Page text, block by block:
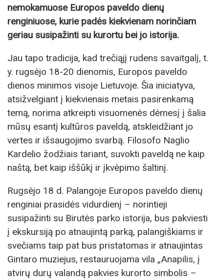
nemokamuose Europos paveldo dienų
renginiuose, kurie padės kiekvienam norinčiam
geriau susipažinti su kurortu bei jo istorija.
Jau tapo tradicija, kad trečiąjį rudens savaitgalį, t.
y. rugsėjo 18-20 dienomis, Europos paveldo
dienos minimos visoje Lietuvoje. Šia iniciatyva,
atsižvelgiant į kiekvienais metais pasirenkamą
temą, norima atkreipti visuomenės dėmesį į šalia
mūsų esantį kultūros paveldą, atskleidžiant jo
vertes ir išsaugojimo svarbą. Filosofo Naglio
Kardelio žodžiais tariant, suvokti paveldą ne kaip
naštą, bet kaip iššūkį ir įkvėpimo šaltinį.
Rugsėjo 18 d. Palangoje Europos paveldo dienų
renginiai prasidės vidurdienį – norintieji
susipažinti su Birutės parko istorija, bus pakviesti
į ekskursiją po atnaujintą parką, palangiškiams ir
svečiams taip pat bus pristatomas ir atnaujintas
Gintaro muziejus, restauruojama vila „Anapilis, į
atvirų durų valandą pakvies kurorto simbolis –